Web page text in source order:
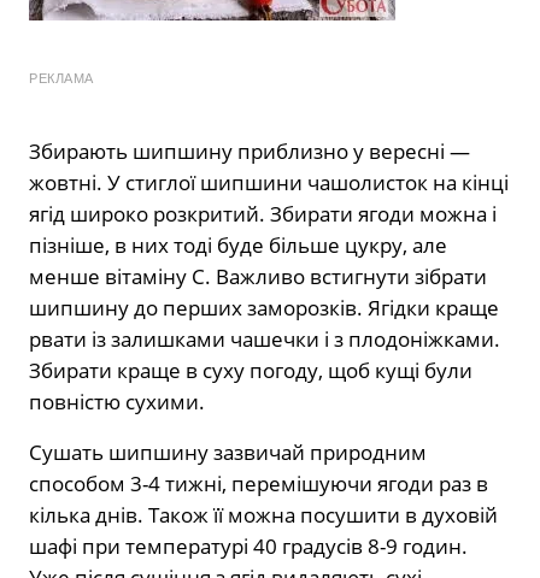
РЕКЛАМА
Збирають шипшину приблизно у вересні —
жовтні. У стиглої шипшини чашолисток на кінці
ягід широко розкритий. Збирати ягоди можна і
пізніше, в них тоді буде більше цукру, але
менше вітаміну С. Важливо встигнути зібрати
шипшину до перших заморозків. Ягідки краще
рвати із залишками чашечки і з плодоніжками.
Збирати краще в суху погоду, щоб кущі були
повністю сухими.
Сушать шипшину зазвичай природним
способом 3-4 тижні, перемішуючи ягоди раз в
кілька днів. Також її можна посушити в духовій
шафі при температурі 40 градусів 8-9 годин.